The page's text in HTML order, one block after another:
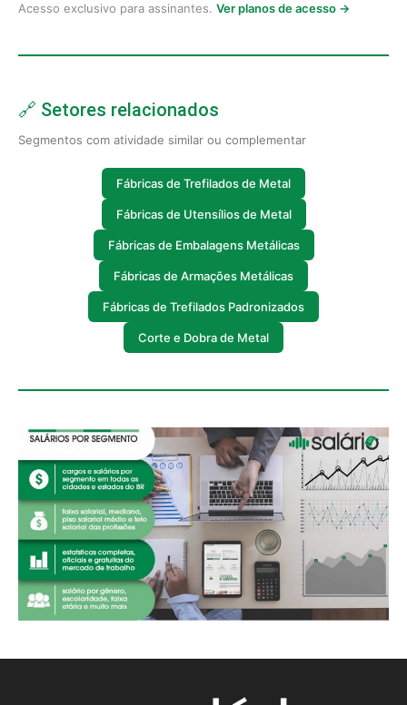
Acesso exclusivo para assinantes. Ver planos de acesso →
🔗 Setores relacionados
Segmentos com atividade similar ou complementar
Fábricas de Trefilados de Metal
Fábricas de Utensílios de Metal
Fábricas de Embalagens Metálicas
Fábricas de Armações Metálicas
Fábricas de Trefilados Padronizados
Corte e Dobra de Metal